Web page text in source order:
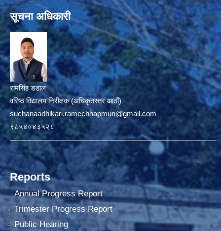
सूचना अधिकारी
रामसिंह डडाल
वरिष्ठ विद्यालय निरीक्षक (अधिकृतस्तर आठौं)
suchanaadhikari.ramechhapmun@gmail.com
९८५४०४३५२८
Reports
Annual Progress Report
Trimester Progress Report
Public Hearing